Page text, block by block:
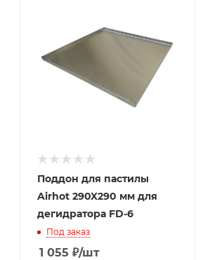
Поддон для пастилы
Airhot 290X290 мм для
дегидратора FD-6
Под заказ
1 055 ₽/шт